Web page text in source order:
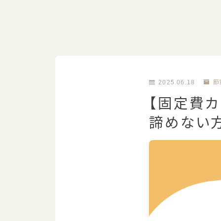
2025.06.18 節
【固定費
諦めない